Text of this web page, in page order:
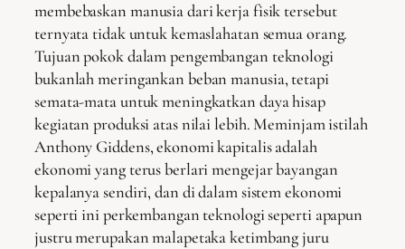
membebaskan manusia dari kerja fisik tersebut
ternyata tidak untuk kemaslahatan semua orang.
Tujuan pokok dalam pengembangan teknologi
bukanlah meringankan beban manusia, tetapi
semata-mata untuk meningkatkan daya hisap
kegiatan produksi atas nilai lebih. Meminjam istilah
Anthony Giddens, ekonomi kapitalis adalah
ekonomi yang terus berlari mengejar bayangan
kepalanya sendiri, dan di dalam sistem ekonomi
seperti ini perkembangan teknologi seperti apapun
justru merupakan malapetaka ketimbang juru